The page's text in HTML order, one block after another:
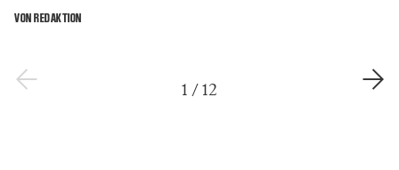
VON REDAKTION
1 /12